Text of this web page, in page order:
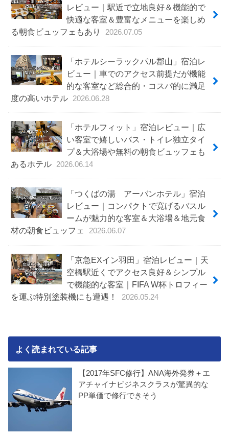
レビュー｜駅近で立地良好＆機能的で
快適な客室＆豊富なメニューを楽しめ
る朝食ビュッフェもあり
2026.07.05
「ホテルシーラックパル郡山」宿泊レ
ビュー｜車でのアクセス前提だが機能
的な客室など総合的・コスパ的に満足
度の高いホテル
2026.06.28
「ホテルフィット」宿泊レビュー｜広
い客室で嬉しいバス・トイレ独立タイ
プ＆大浴場や無料の朝食ビュッフェも
あるホテル
2026.06.14
「つくばの湯 アーバンホテル」宿泊
レビュー｜コンパクトで寛げるバスル
ームが魅力的な客室＆大浴場＆地元食
材の朝食ビュッフェ
2026.06.07
「京急EXイン羽田」宿泊レビュー｜天
空橋駅近くでアクセス良好＆シンプル
で機能的な客室｜FIFA W杯トロフィー
を運ぶ特別塗装機にも遭遇！
2026.05.24
よく読まれている記事
【2017年SFC修行】ANA海外発券＋エ
アチャイナビジネスクラスが驚異的な
PP単価で修行できそう